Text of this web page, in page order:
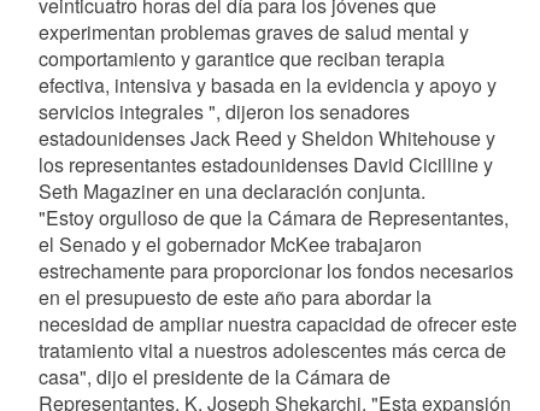
experimentan problemas graves de salud mental y
comportamiento y garantice que reciban terapia
efectiva, intensiva y basada en la evidencia y apoyo y
servicios integrales ", dijeron los senadores
estadounidenses Jack Reed y Sheldon Whitehouse y
los representantes estadounidenses David Cicilline y
Seth Magaziner en una declaración conjunta.
"Estoy orgulloso de que la Cámara de Representantes,
el Senado y el gobernador McKee trabajaron
estrechamente para proporcionar los fondos necesarios
en el presupuesto de este año para abordar la
necesidad de ampliar nuestra capacidad de ofrecer este
tratamiento vital a nuestros adolescentes más cerca de
casa", dijo el presidente de la Cámara de
Representantes, K. Joseph Shekarchi. "Esta expansión